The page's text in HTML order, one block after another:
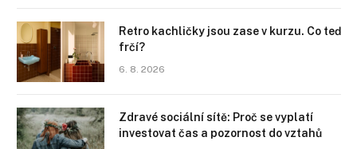
Retro kachličky jsou zase v kurzu. Co teď
frčí?
6. 8. 2026
Zdravé sociální sítě: Proč se vyplatí
investovat čas a pozornost do vztahů